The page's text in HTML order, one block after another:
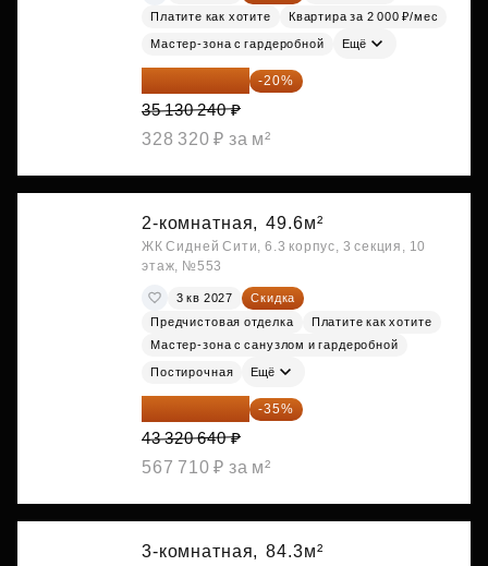
Платите как хотите Квартира за 2 000 ₽/мес
Мастер-зона с гардеробной Ещё
28 104 192 ₽ -20%
35 130 240 ₽
328 320 ₽ за м²
2-комнатная, 49.6м²
ЖК Сидней Сити, 6.3 корпус, 3 секция, 10
этаж, №553
3 кв 2027
Скидка
Предчистовая отделка
Платите как хотите
Мастер-зона с санузлом и гардеробной
Постирочная Ещё
28 158 416 ₽ -35%
43 320 640 ₽
567 710 ₽ за м²
3-комнатная, 84.3м²